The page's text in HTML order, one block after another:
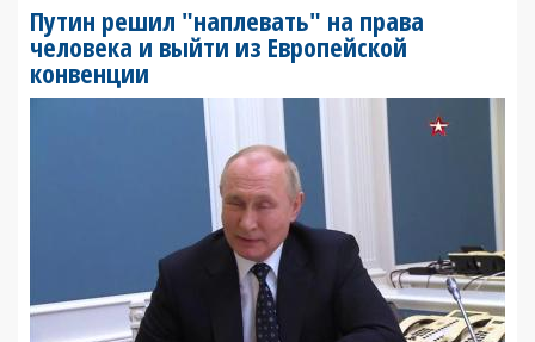
Путин решил "наплевать" на права
человека и выйти из Европейской
конвенции